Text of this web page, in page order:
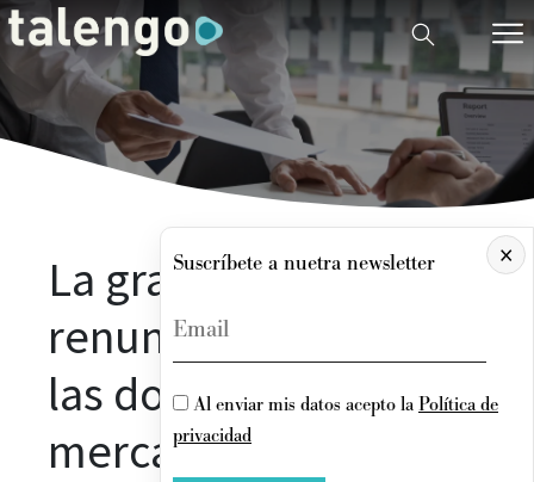
La gran renuncia y la
renuncia silenciosa,
las dos tendencias del
mercado laboral
×
Suscríbete a nuetra newsletter
Al enviar mis datos acepto la Política de
privacidad